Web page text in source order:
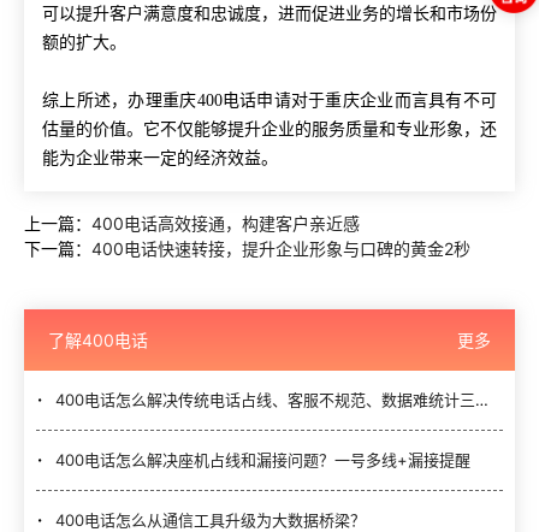
可以提升客户满意度和忠诚度，进而促进业务的增长和市场份
额的扩大。
综上所述，办理重庆400电话申请对于重庆企业而言具有不可
估量的价值。它不仅能够提升企业的服务质量和专业形象，还
能为企业带来一定的经济效益。
上一篇： 400电话高效接通，构建客户亲近感
下一篇： 400电话快速转接，提升企业形象与口碑的黄金2秒
了解400电话 更多
400电话怎么解决传统电话占线、客服不规范、数据难统计三大难题？
400电话怎么解决座机占线和漏接问题？一号多线+漏接提醒
400电话怎么从通信工具升级为大数据桥梁？